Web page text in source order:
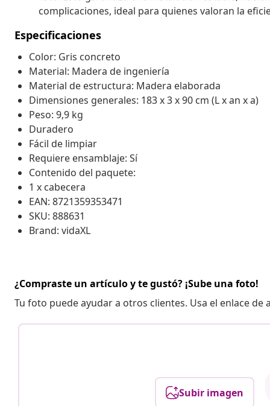
complicaciones, ideal para quienes valoran la
Especificaciones
Color: Gris concreto
Material: Madera de ingeniería
Material de estructura: Madera elaborada
Dimensiones generales: 183 x 3 x 90 cm (L x an x a)
Peso: 9,9 kg
Duradero
Fácil de limpiar
Requiere ensamblaje: Sí
Contenido del paquete:
1 x cabecera
EAN: 8721359353471
SKU: 888631
Brand: vidaXL
¿Compraste un artículo y te gustó? ¡Sube una foto!
Tu foto puede ayudar a otros clientes. Usa el enlace de
Subir imagen